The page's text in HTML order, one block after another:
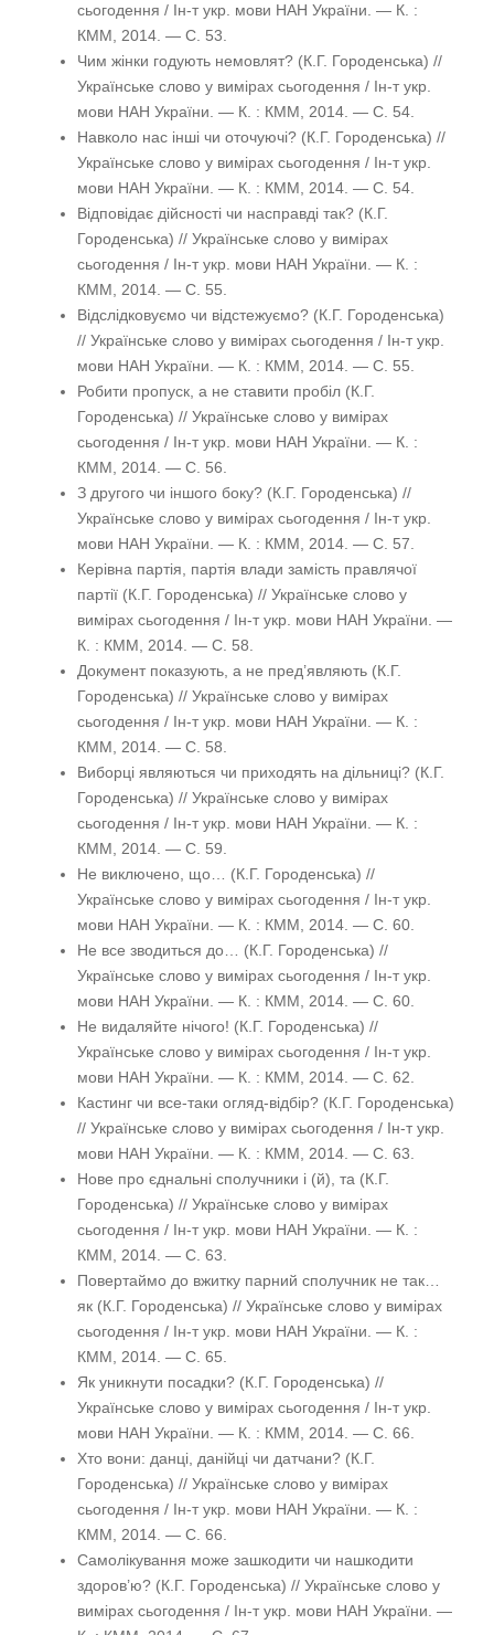
сьогодення / Ін-т укр. мови НАН України. — К. :
КММ, 2014. — С. 53.
Чим жінки годують немовлят? (К.Г. Городенська) //
Українське слово у вимірах сьогодення / Ін-т укр.
мови НАН України. — К. : КММ, 2014. — С. 54.
Навколо нас інші чи оточуючі? (К.Г. Городенська) //
Українське слово у вимірах сьогодення / Ін-т укр.
мови НАН України. — К. : КММ, 2014. — С. 54.
Відповідає дійсності чи насправді так? (К.Г.
Городенська) // Українське слово у вимірах
сьогодення / Ін-т укр. мови НАН України. — К. :
КММ, 2014. — С. 55.
Відслідковуємо чи відстежуємо? (К.Г. Городенська)
// Українське слово у вимірах сьогодення / Ін-т укр.
мови НАН України. — К. : КММ, 2014. — С. 55.
Робити пропуск, а не ставити пробіл (К.Г.
Городенська) // Українське слово у вимірах
сьогодення / Ін-т укр. мови НАН України. — К. :
КММ, 2014. — С. 56.
З другого чи іншого боку? (К.Г. Городенська) //
Українське слово у вимірах сьогодення / Ін-т укр.
мови НАН України. — К. : КММ, 2014. — С. 57.
Керівна партія, партія влади замість правлячої
партії (К.Г. Городенська) // Українське слово у
вимірах сьогодення / Ін-т укр. мови НАН України. —
К. : КММ, 2014. — С. 58.
Документ показують, а не пред’являють (К.Г.
Городенська) // Українське слово у вимірах
сьогодення / Ін-т укр. мови НАН України. — К. :
КММ, 2014. — С. 58.
Виборці являються чи приходять на дільниці? (К.Г.
Городенська) // Українське слово у вимірах
сьогодення / Ін-т укр. мови НАН України. — К. :
КММ, 2014. — С. 59.
Не виключено, що… (К.Г. Городенська) //
Українське слово у вимірах сьогодення / Ін-т укр.
мови НАН України. — К. : КММ, 2014. — С. 60.
Не все зводиться до… (К.Г. Городенська) //
Українське слово у вимірах сьогодення / Ін-т укр.
мови НАН України. — К. : КММ, 2014. — С. 60.
Не видаляйте нічого! (К.Г. Городенська) //
Українське слово у вимірах сьогодення / Ін-т укр.
мови НАН України. — К. : КММ, 2014. — С. 62.
Кастинг чи все-таки огляд-відбір? (К.Г. Городенська)
// Українське слово у вимірах сьогодення / Ін-т укр.
мови НАН України. — К. : КММ, 2014. — С. 63.
Нове про єднальні сполучники і (й), та (К.Г.
Городенська) // Українське слово у вимірах
сьогодення / Ін-т укр. мови НАН України. — К. :
КММ, 2014. — С. 63.
Повертаймо до вжитку парний сполучник не так…
як (К.Г. Городенська) // Українське слово у вимірах
сьогодення / Ін-т укр. мови НАН України. — К. :
КММ, 2014. — С. 65.
Як уникнути посадки? (К.Г. Городенська) //
Українське слово у вимірах сьогодення / Ін-т укр.
мови НАН України. — К. : КММ, 2014. — С. 66.
Хто вони: данці, данійці чи датчани? (К.Г.
Городенська) // Українське слово у вимірах
сьогодення / Ін-т укр. мови НАН України. — К. :
КММ, 2014. — С. 66.
Самолікування може зашкодити чи нашкодити
здоров’ю? (К.Г. Городенська) // Українське слово у
вимірах сьогодення / Ін-т укр. мови НАН України. —